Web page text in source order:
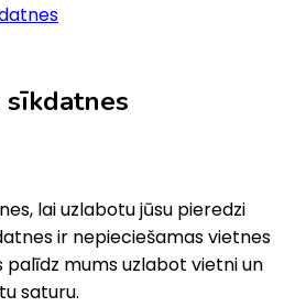
sīkdatnes
lai uzlabotu jūsu pieredzi
ir nepieciešamas vietnes
mums uzlabot vietni un
saturu.